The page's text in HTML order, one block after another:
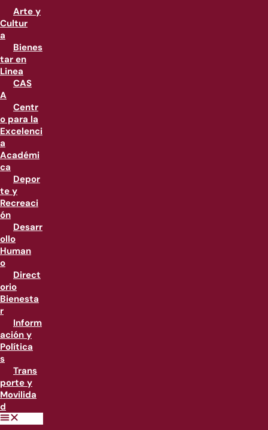
Arte y
Cultur
a
Bienes
tar en
Linea
CAS
A
Centr
o para la
Excelenci
a
Académi
ca
Depor
te y
Recreaci
ón
Desarr
ollo
Human
o
Direct
orio
Bienesta
r
Inform
ación y
Política
s
Trans
porte y
Movilida
d